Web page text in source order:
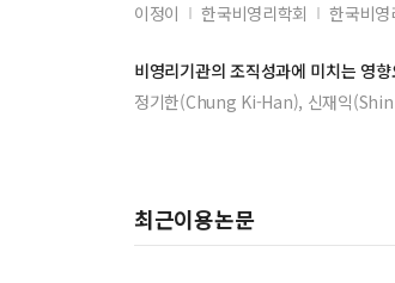
이정이 한국비영리학회 한국비
비영리기관의조직성과에 미치는 영
정기한(Chung Ki-Han), 신재익
최근이용논문